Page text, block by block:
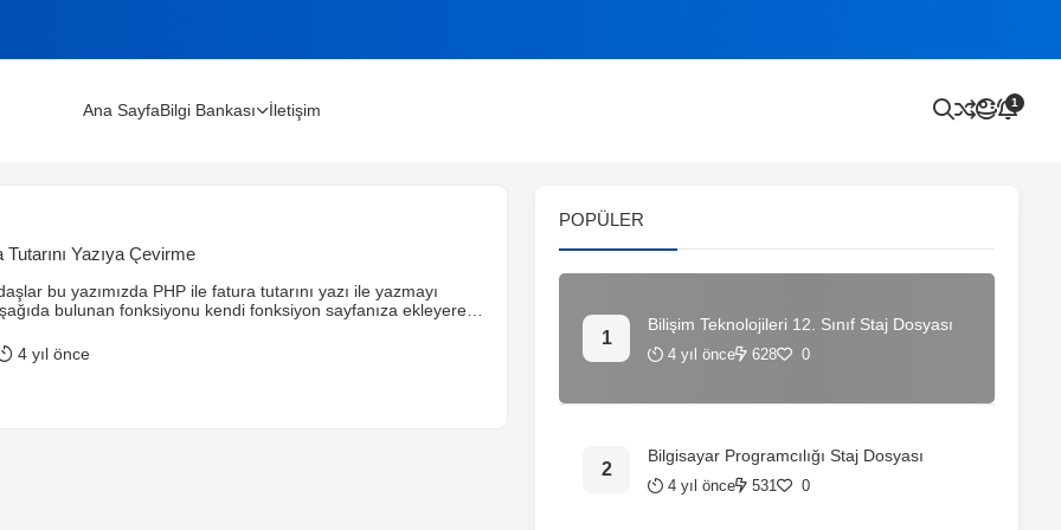
Rehberi (2026)
Ana SayfaBilgi Bankası İletişim 1
Yazıya Çevirme
bu yazımızda PHP ile fatura tutarını yazı ile yazmayı
bulunan fonksiyonu kendi fonksiyon sayfanıza ekleyerek
satırından yazının nasıl gönderileceğini
4 yıl önce
POPÜLER
Bilişim Teknolojileri 12. Sınıf Staj Dosyası
4 yıl önce 628 0
Bilgisayar Programcılığı Staj Dosyası
4 yıl önce 531 0